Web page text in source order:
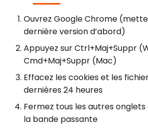
Ouvrez Google Chrome
dernière version d’abord)
Appuyez sur Ctrl+Maj+Suppr
Cmd+Maj+Suppr (Mac)
Effacez les cookies et les
dernières 24 heures
Fermez tous les autres
la bande passante